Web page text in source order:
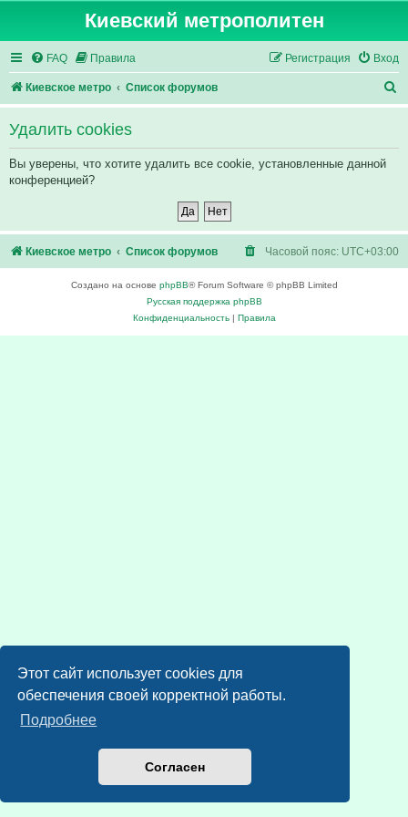
Этот сайт использует cookies для
обеспечения своей корректной работы.
Подробнее
Согласен
Киевский метрополитен
FAQ Правила Вход
Регистрация
Киевское метро Список форумов
о
Удалить cookies
Вы уверены, что хотите удалить все cookie, установленные данной
конференцией?
Киевское метро Список форумов Часовой пояс: UTC+03:00
Создано на основе phpBB® Forum Software © phpBB Limited
Русская поддержка phpBB
Конфиденциальность| Правила